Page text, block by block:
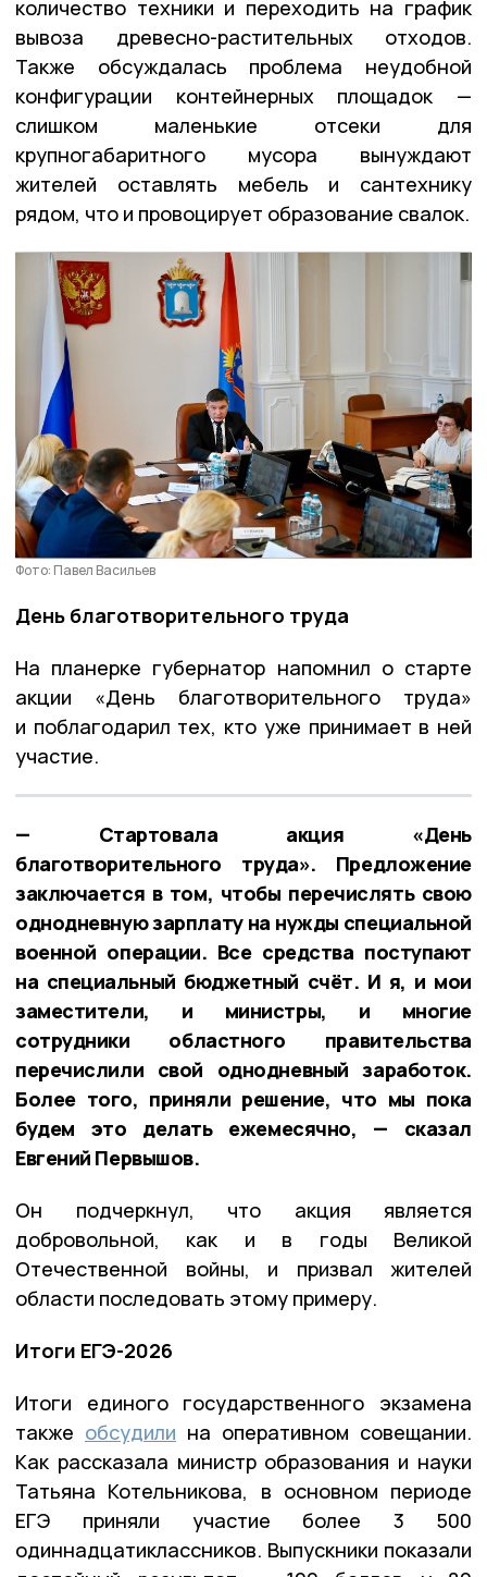
количество техники и переходить на график
вывоза древесно-растительных отходов.
Также обсуждалась проблема неудобной
конфигурации контейнерных площадок —
слишком маленькие отсеки для
крупногабаритного мусора вынуждают
жителей оставлять мебель и сантехнику
рядом, что и провоцирует образование свалок.
Фото: Павел Васильев
День благотворительного труда
На планерке губернатор напомнил о старте
акции «День благотворительного труда»
и поблагодарил тех, кто уже принимает в ней
участие.
— Стартовала акция «День
благотворительного труда». Предложение
заключается в том, чтобы перечислять свою
однодневную зарплату на нужды специальной
военной операции. Все средства поступают
на специальный бюджетный счёт. И я, и мои
заместители, и министры, и многие
сотрудники областного правительства
перечислили свой однодневный заработок.
Более того, приняли решение, что мы пока
будем это делать ежемесячно, — сказал
Евгений Первышов.
Он подчеркнул, что акция является
добровольной, как и в годы Великой
Отечественной войны, и призвал жителей
области последовать этому примеру.
Итоги ЕГЭ-2026
Итоги единого государственного экзамена
также обсудили на оперативном совещании.
Как рассказала министр образования и науки
Татьяна Котельникова, в основном периоде
ЕГЭ приняли участие более 3 500
одиннадцатиклассников. Выпускники показали